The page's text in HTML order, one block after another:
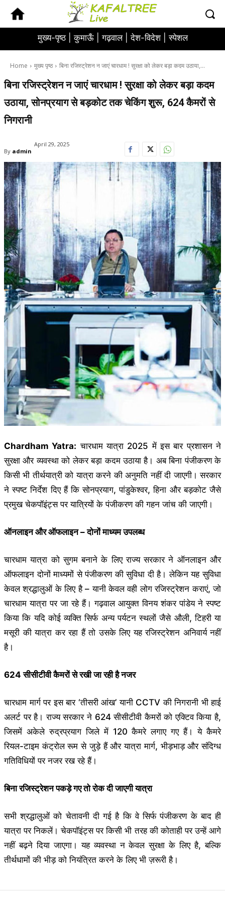
मुख्य-पृष्ठ |कुमाऊँ |गढ़वाल |देश-विदेश |स्पेशल
Home मुख्य पृष्ठ बिना रजिस्ट्रेशन न जाएं चारधाम ! सुरक्षा को लेकर बड़ा कदम उठाया,...
बिना रजिस्ट्रेशन न जाएं चारधाम ! सुरक्षा को लेकर बड़ा कदम
उठाया, सोनप्रयाग से बड़कोट तक चेकिंग शुरू, 624 कैमरों से
निगरानी
By admin
April 29, 2025
Chardham Yatra: चारधाम यात्रा 2025 में इस बार प्रशासन ने
सुरक्षा और व्यवस्था को लेकर बड़ा कदम उठाया है। अब बिना पंजीकरण के
किसी भी तीर्थयात्री को यात्रा करने की अनुमति नहीं दी जाएगी। सरकार
ने स्पष्ट निर्देश दिए हैं कि सोनप्रयाग, पांडुकेश्वर, हिना और बड़कोट जैसे
प्रमुख चेकपॉइंट्स पर यात्रियों के पंजीकरण की गहन जांच की जाएगी।
ऑनलाइन और ऑफलाइन – दोनों माध्यम उपलब्ध
चारधाम यात्रा को सुगम बनाने के लिए राज्य सरकार ने ऑनलाइन और
ऑफलाइन दोनों माध्यमों से पंजीकरण की सुविधा दी है। लेकिन यह सुविधा
केवल श्रद्धालुओं के लिए है – यानी केवल वही लोग रजिस्ट्रेशन कराएं, जो
चारधाम यात्रा पर जा रहे हैं। गढ़वाल आयुक्त विनय शंकर पांडेय ने स्पष्ट
किया कि यदि कोई व्यक्ति सिर्फ अन्य पर्यटन स्थलों जैसे औली, टिहरी या
मसूरी की यात्रा कर रहा हैं तो उसके लिए यह रजिस्ट्रेशन अनिवार्य नहीं
है।
624 सीसीटीवी कैमरों से रखी जा रही है नजर
चारधाम मार्ग पर इस बार ‘तीसरी आंख’ यानी CCTV की निगरानी भी हाई
अलर्ट पर है। राज्य सरकार ने 624 सीसीटीवी कैमरों को एक्टिव किया है,
जिसमें अकेले रुद्रप्रयाग जिले में 120 कैमरे लगाए गए हैं। ये कैमरे
रियल-टाइम कंट्रोल रूम से जुड़े हैं और यात्रा मार्ग, भीड़भाड़ और संदिग्ध
गतिविधियों पर नजर रख रहे हैं।
बिना रजिस्ट्रेशन पकड़े गए तो रोक दी जाएगी यात्रा
सभी श्रद्धालुओं को चेतावनी दी गई है कि वे सिर्फ पंजीकरण के बाद ही
यात्रा पर निकलें। चेकपॉइंट्स पर किसी भी तरह की कोताही पर उन्हें आगे
नहीं बढ़ने दिया जाएगा। यह व्यवस्था न केवल सुरक्षा के लिए है, बल्कि
तीर्थधामों की भीड़ को नियंत्रित करने के लिए भी ज़रूरी है।